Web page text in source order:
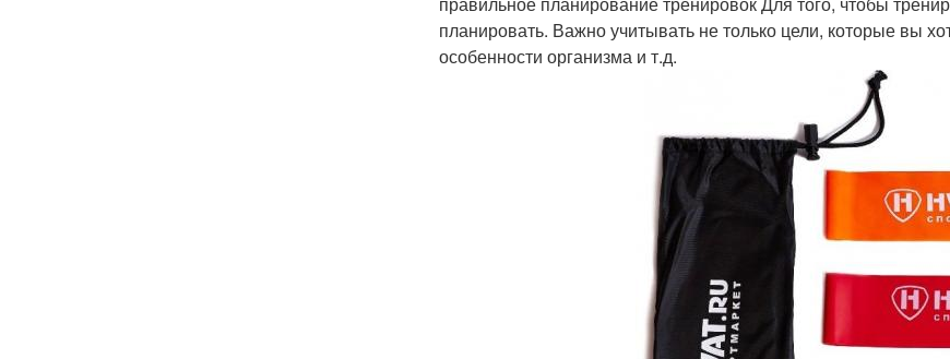
планировать. Важно учитывать не только цели, которые вы
особенности организма и т.д.